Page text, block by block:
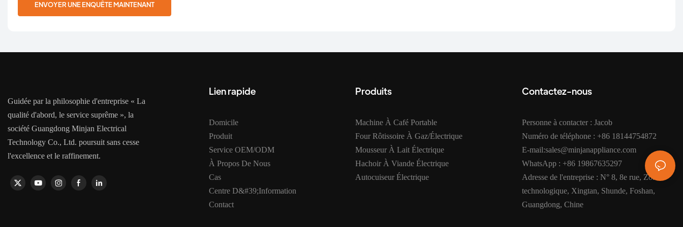
ENVOYER UNE ENQUÊTE MAINTENANT
Guidée par la philosophie d'entreprise « La
qualité d'abord, le service suprême », la
société Guangdong Minjan Electrical
Technology Co., Ltd. poursuit sans cesse
l'excellence et le raffinement.
Lien rapide
Domicile
Produit
Service OEM/ODM
À Propos De Nous
Cas
Centre D&#39;information
Contact
Produits
Machine À Café Portable
Four Rôtissoire À Gaz/électrique
Mousseur À Lait Électrique
Hachoir À Viande Électrique
Autocuiseur Électrique
Contactez-nous
Personne à contacter : Jacob
Numéro de téléphone : +86 18144754872
E-mail:sales@minjanappliance.com
WhatsApp : +86 19867635297
Adresse de l'entreprise : N° 8, 8e rue, Zone
technologique, Xingtan, Shunde, Foshan,
Guangdong, Chine